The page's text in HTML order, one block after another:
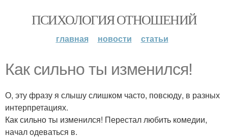
ПСИХОЛОГИЯ ОТНОШЕНИЙ
главная новости статьи
Как сильно ты изменился!
О, эту фразу я слышу слишком часто, повсюду, в разных
интерпретациях.
Как сильно ты изменился! Перестал любить комедии,
начал одеваться в.